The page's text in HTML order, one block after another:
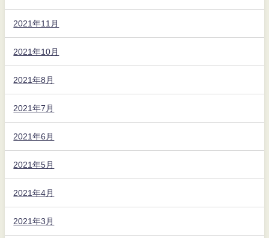
2021年11月
2021年10月
2021年8月
2021年7月
2021年6月
2021年5月
2021年4月
2021年3月